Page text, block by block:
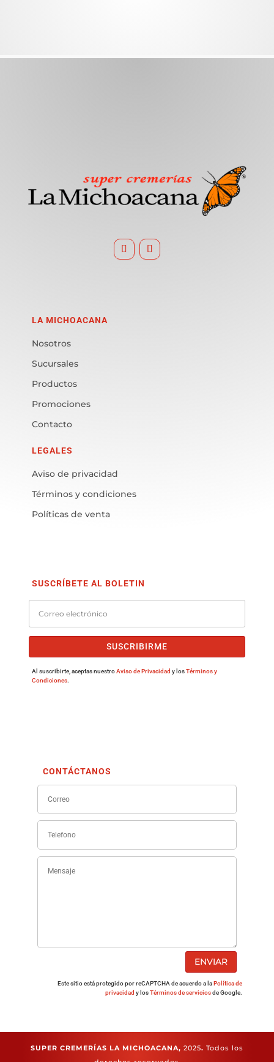
LA MICHOACANA
Nosotros
Sucursales
Productos
Promociones
Contacto
LEGALES
Aviso de privacidad
Términos y condiciones
Políticas de venta
SUSCRÍBETE AL BOLETIN
SUSCRIBIRME
Al suscribirte, aceptas nuestroAviso de Privacidad y losTérminos y
Condiciones.
CONTÁCTANOS
ENVIAR
Este sitio está protegido por reCAPTCHA de acuerdo a laPolítica de
privacidad y losTérminos de serviciosde Google.
SUPER CREMERÍAS LA MICHOACANA, 2025. Todos los